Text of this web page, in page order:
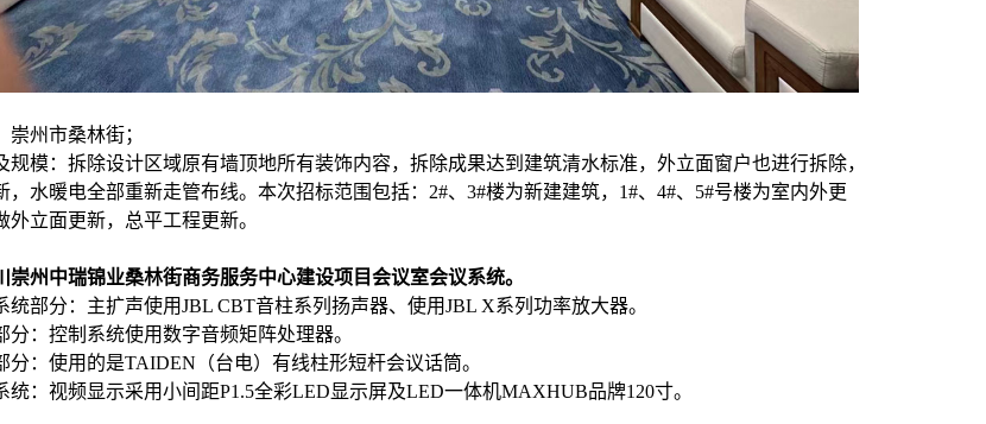
州市桑林街；
模：拆除设计区域原有墙顶地所有装饰内容，拆除成果达到建筑清水标准，外立面窗户也进行拆除，
，水暖电全部重新走管布线。本次招标范围包括：2#、3#楼为新建建筑，1#、4#、5#号楼为室内外更
外立面更新，总平工程更新。
崇州中瑞锦业桑林街商务服务中心建设项目会议室会议系统。
部分：主扩声使用JBL CBT音柱系列扬声器、使用JBL X系列功率放大器。
分：控制系统使用数字音频矩阵处理器。
：使用的是TAIDEN（台电）有线柱形短杆会议话筒。
：视频显示采用小间距P1.5全彩LED显示屏及LED一体机MAXHUB品牌120寸。